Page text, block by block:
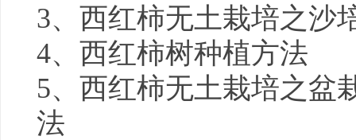
3、西红柿无土栽培之沙
4、西红柿树种植方法
5、西红柿无土栽培之盆
法